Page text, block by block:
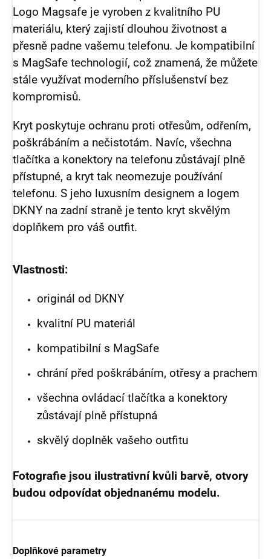
Logo Magsafe je vyroben z kvalitního PU
materiálu, který zajistí dlouhou životnost a
přesně padne vašemu telefonu. Je kompatibilní
s MagSafe technologií, což znamená, že můžete
stále využívat moderního příslušenství bez
kompromisů.
Kryt poskytuje ochranu proti otřesům, odřením,
poškrábáním a nečistotám. Navíc, všechna
tlačítka a konektory na telefonu zůstávají plně
přístupné, a kryt tak neomezuje používání
telefonu. S jeho luxusním designem a logem
DKNY na zadní straně je tento kryt skvělým
doplňkem pro váš outfit.
Vlastnosti:
originál od DKNY
kvalitní PU materiál
kompatibilní s MagSafe
chrání před poškrábáním, otřesy a prachem
všechna ovládací tlačítka a konektory
zůstávají plně přístupná
skvělý doplněk vašeho outfitu
Fotografie jsou ilustrativní kvůli barvě, otvory
budou odpovídat objednanému modelu.
Doplňkové parametry